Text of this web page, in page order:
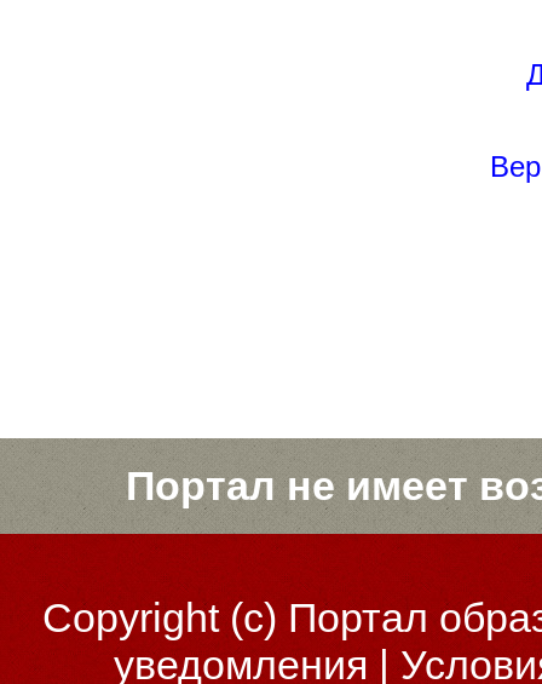
Портал не имеет
Copyright (c)Портал
уведомления |